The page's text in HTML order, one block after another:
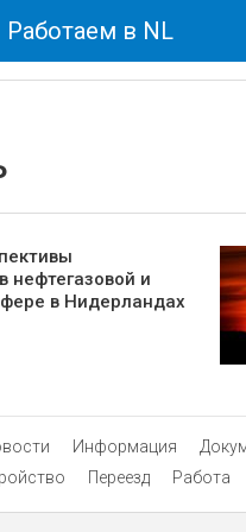
Работаем в NL
нефтегазовой и
в Нидерландах
Информация
Переезд Работа